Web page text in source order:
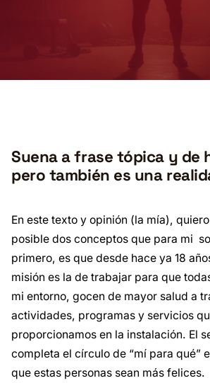
Suena a frase tópica y de
pero también es una
En este texto y opinión (la mía),
posible dos conceptos que para mi
primero, es que desde hace ya 18
misión es la de trabajar para que
mi entorno, gocen de mayor salud a
actividades, programas y servicios
proporcionamos en la instalación. El
completa el círculo de “mí para qué”
que estas personas sean más felices.